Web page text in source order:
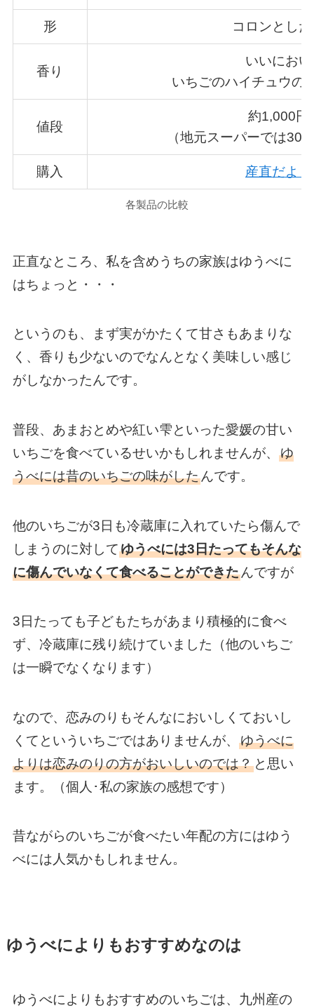
形 コロンとし
香り
いいにおい
いちごのハイチュウの
値段
約1,000円
（地元スーパーでは
購入 産直だより
各製品の比較
正直なところ、私を含めうちの家族はゆうべに
はちょっと・・・
というのも、まず実がかたくて甘さもあまりな
く、香りも少ないのでなんとなく美味しい感じ
がしなかったんです。
普段、あまおとめや紅い雫といった愛媛の甘い
いちごを食べているせいかもしれませんが、 ゆ
うべには昔のいちごの味がしたんです。
他のいちごが3日も冷蔵庫に入れていたら傷んで
しまうのに対してゆうべには3日たってもそんな
に傷んでいなくて食べることができたんですが
3日たっても子どもたちがあまり積極的に食べ
ず、冷蔵庫に残り続けていました（他のいちご
は一瞬でなくなります）
なので、恋みのりもそんなにおいしくておいし
くてといういちごではありませんが、 ゆうべに
よりは恋みのりの方がおいしいのでは？と思い
ます。（個人･私の家族の感想です）
昔ながらのいちごが食べたい年配の方にはゆう
べには人気かもしれません。
ゆうべによりもおすすめなのは
ゆうべによりもおすすめのいちごは、九州産の